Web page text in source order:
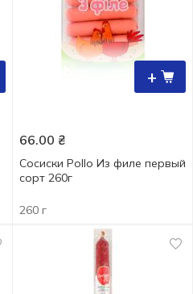
+
66.00 ₴
Сосиски Pollo Из филе первый
сорт 260г
260 г